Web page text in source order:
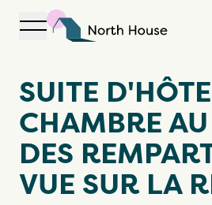
Ouvrir la navigation
SUITE
CHAMBRE
DES
VUE SUR LA